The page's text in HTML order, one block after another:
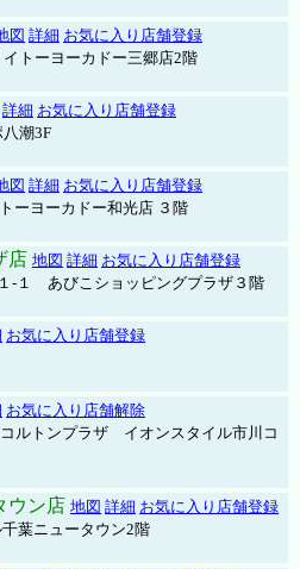
図 詳細 お気に入り店舗登録
トーヨーカドー三郷店2階
詳細 お気に入り店舗登録
潮3F
図 詳細 お気に入り店舗登録
ーヨーカドー和光店 ３階
店 地図 詳細 お気に入り店舗登録
-１ あびこショッピングプラザ３階
お気に入り店舗登録
お気に入り店舗解除
ルトンプラザ イオンスタイル市川コ
ウン店 地図 詳細 お気に入り店舗登録
葉ニュータウン2階